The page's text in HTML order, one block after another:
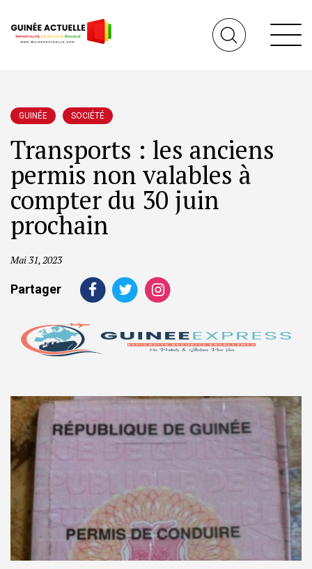
GUINÉE SOCIÉTÉ
Transports : les anciens
permis non valables à
compter du 30 juin
prochain
Mai 31, 2023
Partager